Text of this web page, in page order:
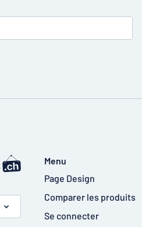
Menu
Page Design
Comparer les produits
Se connecter